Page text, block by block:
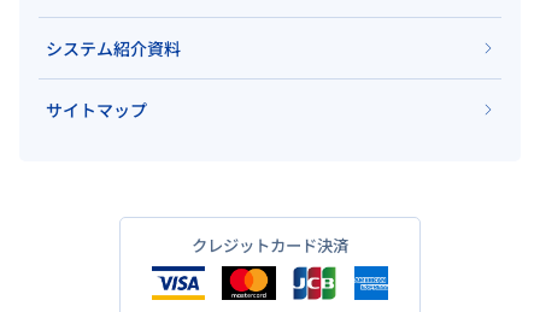
システム紹介資料
サイトマップ
クレジットカード決済